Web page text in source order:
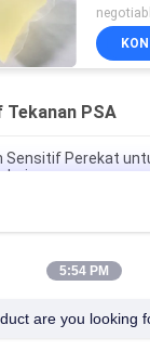
PSA
Sensitif Perekat
Label Kertas
Pelabelan
Kuning
5:54 PM
are you looking